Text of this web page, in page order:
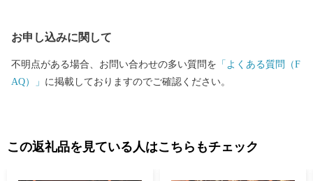
お申し込みに関して
不明点がある場合、お問い合わせの多い質問を 「よくある質問（F
AQ）」 に掲載しておりますのでご確認ください。
この返礼品を見ている人はこちらもチェック